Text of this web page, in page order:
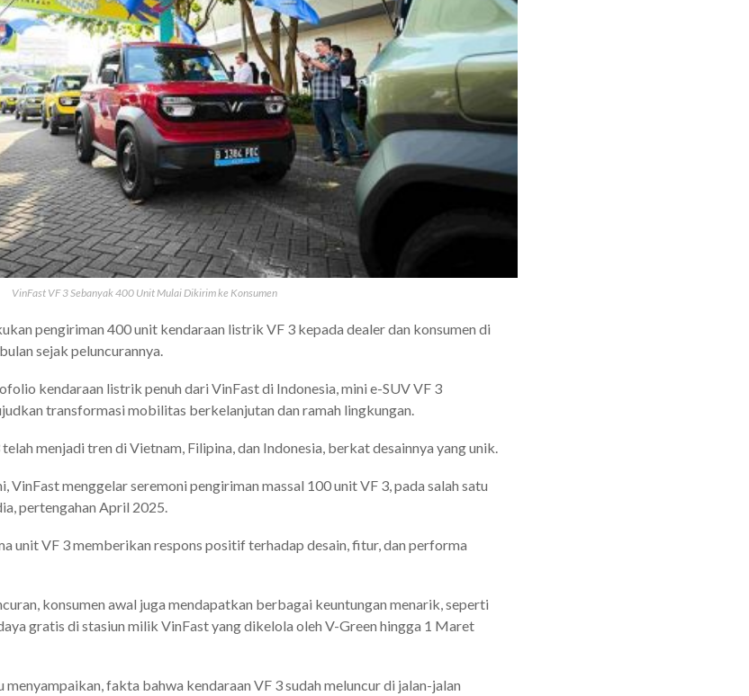
VinFast VF 3 Sebanyak 400 Unit Mulai Dikirim ke Konsumen
pengiriman 400 unit kendaraan listrik VF 3 kepada dealer dan konsumen di
sejak peluncurannya.
kendaraan listrik penuh dari VinFast di Indonesia, mini e-SUV VF 3
transformasi mobilitas berkelanjutan dan ramah lingkungan.
menjadi tren di Vietnam, Filipina, dan Indonesia, berkat desainnya yang unik.
VinFast menggelar seremoni pengiriman massal 100 unit VF 3, pada salah satu
pertengahan April 2025.
unit VF 3 memberikan respons positif terhadap desain, fitur, dan performa
konsumen awal juga mendapatkan berbagai keuntungan menarik, seperti
gratis di stasiun milik VinFast yang dikelola oleh V-Green hingga 1 Maret
menyampaikan, fakta bahwa kendaraan VF 3 sudah meluncur di jalan-jalan